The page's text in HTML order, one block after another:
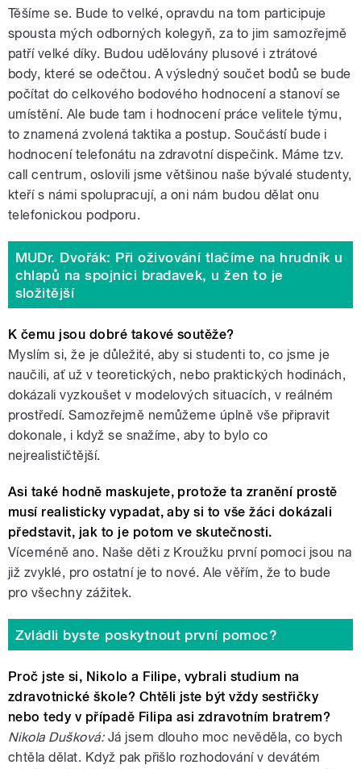
Těšíme se. Bude to velké, opravdu na tom participuje
spousta mých odborných kolegyň, za to jim samozřejmě
patří velké díky. Budou udělovány plusové i ztrátové
body, které se odečtou. A výsledný součet bodů se bude
počítat do celkového bodového hodnocení a stanoví se
umístění. Ale bude tam i hodnocení práce velitele týmu,
to znamená zvolená taktika a postup. Součástí bude i
hodnocení telefonátu na zdravotní dispečink. Máme tzv.
call centrum, oslovili jsme většinou naše bývalé studenty,
kteří s námi spolupracují, a oni nám budou dělat onu
telefonickou podporu.
MUDr. Dvořák: Při oživování tlačíme na hrudník u
chlapů na spojnici bradavek, u žen to je
složitější
K čemu jsou dobré takové soutěže?
Myslím si, že je důležité, aby si studenti to, co jsme je
naučili, ať už v teoretických, nebo praktických hodinách,
dokázali vyzkoušet v modelových situacích, v reálném
prostředí. Samozřejmě nemůžeme úplně vše připravit
dokonale, i když se snažíme, aby to bylo co
nejrealističtější.
Asi také hodně maskujete, protože ta zranění prostě
musí realisticky vypadat, aby si to vše žáci dokázali
představit, jak to je potom ve skutečnosti.
Víceméně ano. Naše děti z Kroužku první pomoci jsou na
již zvyklé, pro ostatní je to nové. Ale věřím, že to bude
pro všechny zážitek.
Zvládli byste poskytnout první pomoc?
Proč jste si, Nikolo a Filipe, vybrali studium na
zdravotnické škole? Chtěli jste být vždy sestřičky
nebo tedy v případě Filipa asi zdravotním bratrem?
Nikola Dušková:Já jsem dlouho moc nevěděla, co bych
chtěla dělat. Když pak přišlo rozhodování v devátém